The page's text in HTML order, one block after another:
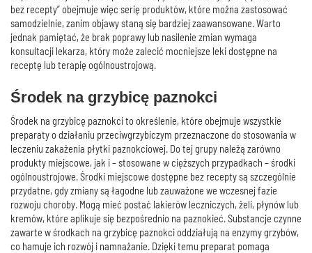
bez recepty” obejmuje więc serię produktów, które można zastosować
samodzielnie, zanim objawy staną się bardziej zaawansowane. Warto
jednak pamiętać, że brak poprawy lub nasilenie zmian wymaga
konsultacji lekarza, który może zalecić mocniejsze leki dostępne na
receptę lub terapię ogólnoustrojową.
Środek na grzybicę paznokci
Środek na grzybicę paznokci to określenie, które obejmuje wszystkie
preparaty o działaniu przeciwgrzybiczym przeznaczone do stosowania w
leczeniu zakażenia płytki paznokciowej. Do tej grupy należą zarówno
produkty miejscowe, jak i – stosowane w cięższych przypadkach – środki
ogólnoustrojowe. Środki miejscowe dostępne bez recepty są szczególnie
przydatne, gdy zmiany są łagodne lub zauważone we wczesnej fazie
rozwoju choroby. Mogą mieć postać lakierów leczniczych, żeli, płynów lub
kremów, które aplikuje się bezpośrednio na paznokieć. Substancje czynne
zawarte w środkach na grzybicę paznokci oddziałują na enzymy grzybów,
co hamuje ich rozwój i namnażanie. Dzięki temu preparat pomaga